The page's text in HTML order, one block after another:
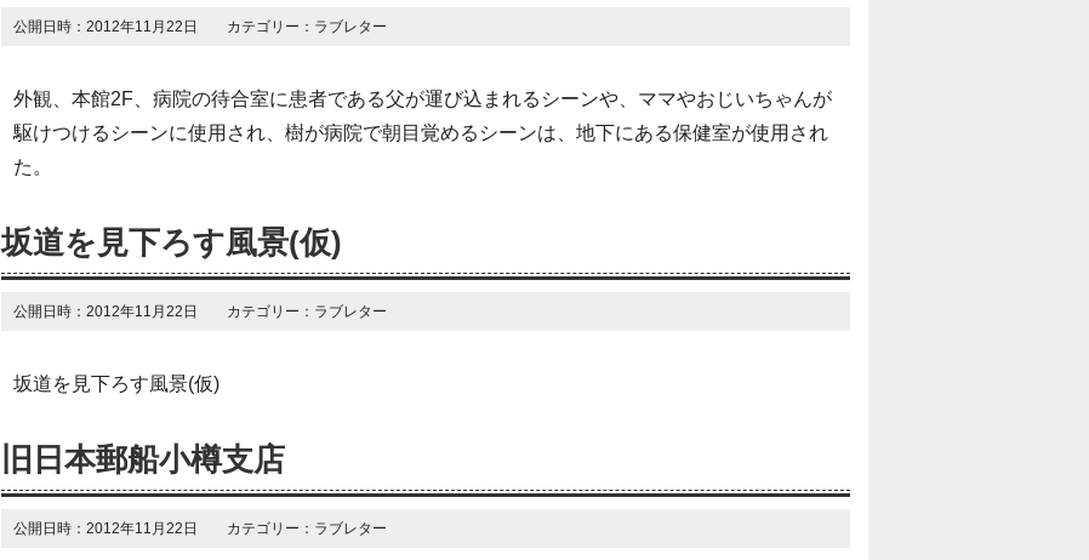
公開日時：2012年11月22日 カテゴリー：ラブレター
外観、本館2F、病院の待合室に患者である父が運び込まれるシーンや、ママやおじいちゃんが
駆けつけるシーンに使用され、樹が病院で朝目覚めるシーンは、地下にある保健室が使用され
た。
坂道を見下ろす風景(仮)
公開日時：2012年11月22日 カテゴリー：ラブレター
坂道を見下ろす風景(仮)
旧日本郵船小樽支店
公開日時：2012年11月22日 カテゴリー：ラブレター